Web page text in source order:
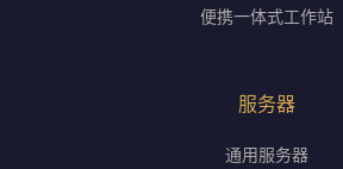
便携一体式工作站
服务器
通用服务器